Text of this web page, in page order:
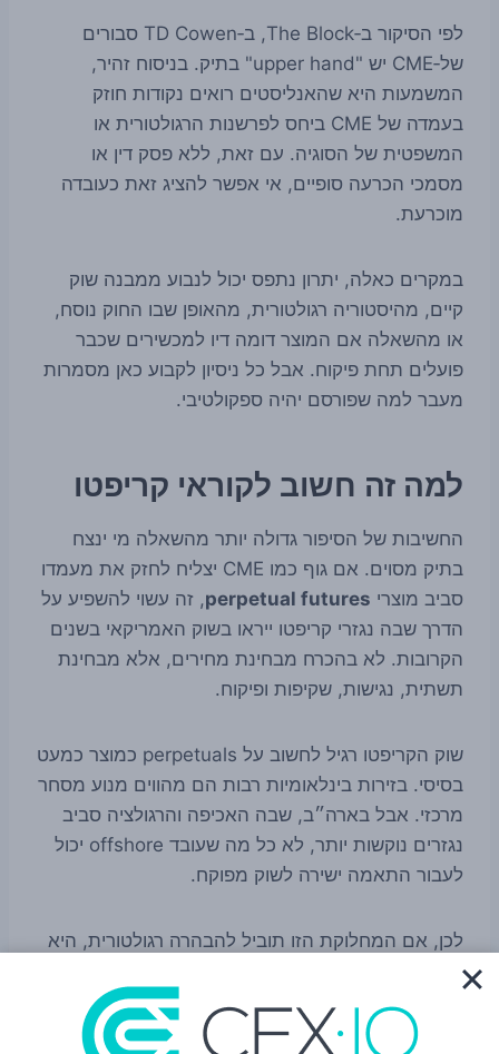
לפי הסיקור ב‑The Block, ב‑TD Cowen סבורים
של‑CME יש "upper hand" בתיק. בניסוח זהיר,
המשמעות היא שהאנליסטים רואים נקודות חוזק
בעמדה של CME ביחס לפרשנות הרגולטורית או
המשפטית של הסוגיה. עם זאת, ללא פסק דין או
מסמכי הכרעה סופיים, אי אפשר להציג זאת כעובדה
מוכרעת.
במקרים כאלה, יתרון נתפס יכול לנבוע ממבנה שוק
קיים, מהיסטוריה רגולטורית, מהאופן שבו החוק נוסח,
או מהשאלה אם המוצר דומה דיו למכשירים שכבר
פועלים תחת פיקוח. אבל כל ניסיון לקבוע כאן מסמרות
מעבר למה שפורסם יהיה ספקולטיבי.
למה זה חשוב לקוראי קריפטו
החשיבות של הסיפור גדולה יותר מהשאלה מי ינצח
בתיק מסוים. אם גוף כמו CME יצליח לחזק את מעמדו
סביב מוצרי perpetual futures, זה עשוי להשפיע על
הדרך שבה נגזרי קריפטו ייראו בשוק האמריקאי בשנים
הקרובות. לא בהכרח מבחינת מחירים, אלא מבחינת
תשתית, נגישות, שקיפות ופיקוח.
שוק הקריפטו רגיל לחשוב על perpetuals כמוצר כמעט
בסיסי. בזירות בינלאומיות רבות הם מהווים מנוע מסחר
מרכזי. אבל בארה״ב, שבה האכיפה והרגולציה סביב
נגזרים נוקשות יותר, לא כל מה שעובד offshore יכול
לעבור התאמה ישירה לשוק מפוקח.
לכן, אם המחלוקת הזו תוביל להבהרה רגולטורית, היא
עשויה להפוך לתקדים חשוב. היא יכולה להשפיע על
בורסות, ברוקרים, מנפיקי מוצרים דומים, ואפילו על
השיח הרחב בין וושינגטון לתעשיית הקריפטו סביב